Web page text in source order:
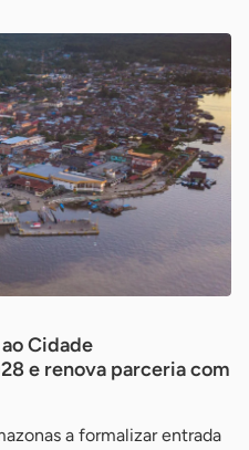
Cidade
e renova parceria com
a formalizar entrada